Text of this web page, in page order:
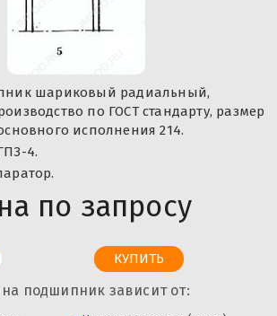
шариковый радиальный,
по ГОСТ стандарту, размер
исполнения 214.
4.
по запросу
подшипник зависит от: